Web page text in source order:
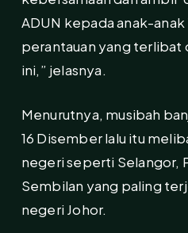
ADUN kepada anak-
perantauan yang terlibat
ini,” jelasnya.
Menurutnya, musibah
16 Disember lalu itu
negeri seperti Selangor,
Sembilan yang paling
negeri Johor.